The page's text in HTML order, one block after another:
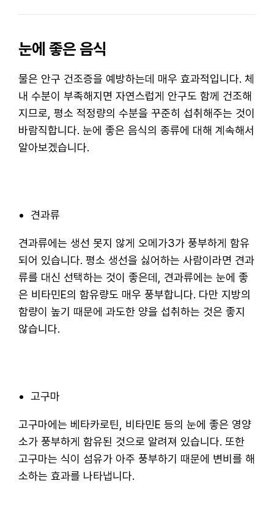
눈에 좋은 음식
물은 안구 건조증을 예방하는데 매우 효과적입니다. 체
내 수분이 부족해지면 자연스럽게 안구도 함께 건조해
지므로, 평소 적정량의 수분을 꾸준히 섭취해주는 것이
바람직합니다. 눈에 좋은 음식의 종류에 대해 계속해서
알아보겠습니다.
견과류
견과류에는 생선 못지 않게 오메가3가 풍부하게 함유
되어 있습니다. 평소 생선을 싫어하는 사람이라면 견과
류를 대신 선택하는 것이 좋은데, 견과류에는 눈에 좋
은 비타민E의 함유량도 매우 풍부합니다. 다만 지방의
함량이 높기 때문에 과도한 양을 섭취하는 것은 좋지
않습니다.
고구마
고구마에는 베타카로틴, 비타민E 등의 눈에 좋은 영양
소가 풍부하게 함유된 것으로 알려져 있습니다. 또한
고구마는 식이 섬유가 아주 풍부하기 때문에 변비를 해
소하는 효과를 나타냅니다.